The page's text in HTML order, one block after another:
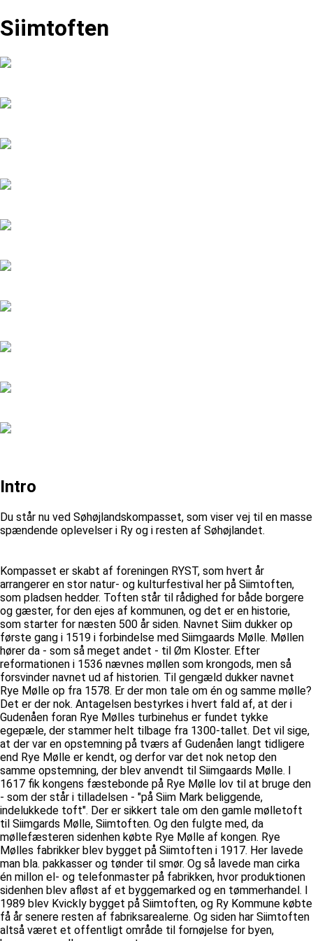
Siimtoften
Intro
Du står nu ved Søhøjlandskompasset, som viser vej til en masse
spændende oplevelser i Ry og i resten af Søhøjlandet.
Kompasset er skabt af foreningen RYST, som hvert år
arrangerer en stor natur- og kulturfestival her på Siimtoften,
som pladsen hedder. Toften står til rådighed for både borgere
og gæster, for den ejes af kommunen, og det er en historie,
som starter for næsten 500 år siden. Navnet Siim dukker op
første gang i 1519 i forbindelse med Siimgaards Mølle. Møllen
hører da - som så meget andet - til Øm Kloster. Efter
reformationen i 1536 nævnes møllen som krongods, men så
forsvinder navnet ud af historien. Til gengæld dukker navnet
Rye Mølle op fra 1578. Er der mon tale om én og samme mølle?
Det er der nok. Antagelsen bestyrkes i hvert fald af, at der i
Gudenåen foran Rye Mølles turbinehus er fundet tykke
egepæle, der stammer helt tilbage fra 1300-tallet. Det vil sige,
at der var en opstemning på tværs af Gudenåen langt tidligere
end Rye Mølle er kendt, og derfor var det nok netop den
samme opstemning, der blev anvendt til Siimgaards Mølle. I
1617 fik kongens fæstebonde på Rye Mølle lov til at bruge den
- som der står i tilladelsen - "på Siim Mark beliggende,
indelukkede toft". Der er sikkert tale om den gamle mølletoft
til Siimgards Mølle, Siimtoften. Og den fulgte med, da
møllefæsteren sidenhen købte Rye Mølle af kongen. Rye
Mølles fabrikker blev bygget på Siimtoften i 1917. Her lavede
man bla. pakkasser og tønder til smør. Og så lavede man cirka
én millon el- og telefonmaster på fabrikken, hvor produktionen
sidenhen blev afløst af et byggemarked og en tømmerhandel. I
1989 blev Kvickly bygget på Siimtoften, og Ry Kommune købte
få år senere resten af fabriksarealerne. Og siden har Siimtoften
altså været et offentligt område til fornøjelse for byen,